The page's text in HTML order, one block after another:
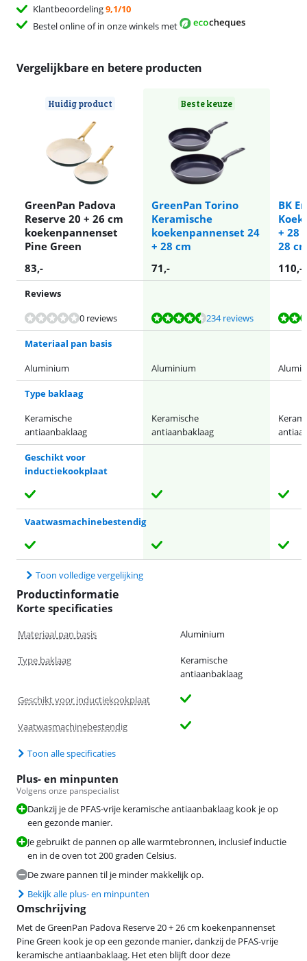
Klantbeoordeling9,1/10
Bestel online of in onze winkels met
Vergelijkbare en betere producten
Huidig product
GreenPan Padova
Reserve 20 + 26 cm
koekenpannenset
Pine Green
Beste keuze
GreenPan Torino
Keramische
koekenpannenset 24
+ 28 cm
BK
+ 28
28
83,- 71,- 110,-
Reviews
0 reviews
Beoordeling is 8,8 van de 10, gebaseerd op 234 reviews.234 reviews
Beoordeling is 8,8 van de 10, gebaseerd op 8 reviews.
Beoordeling is 8,4 van de 10, gebaseerd op 95 reviews.
Beoordeling is 8,8 van de 10, gebaseerd op 234 reviews.
Materiaal pan basis
Aluminium
Aluminium
Type baklaag
Keramische
antiaanbaklaag
Keramische
antiaanbaklaag
Geschikt voor
inductiekookplaat
Vaatwasmachinebestendig
Toon volledige vergelijking
Productinformatie
Korte specificaties
Materiaal pan basis Aluminium
Type baklaag
Keramische
antiaanbaklaag
Geschikt voor inductiekookplaat
Vaatwasmachinebestendig
Toon alle specificaties
Plus- en minpunten
Volgens onze panspecialist
Dankzij je de PFAS-vrije keramische antiaanbaklaag kook je op
een gezonde manier.
Je gebruikt de pannen op alle warmtebronnen, inclusief inductie
en in de oven tot 200 graden Celsius.
De zware pannen til je minder makkelijk op.
Bekijk alle plus- en minpunten
Omschrijving
Met de GreenPan Padova Reserve 20 + 26 cm koekenpannenset
Pine Green kook je op een gezonde manier, dankzij de PFAS-vrije
keramische antiaanbaklaag. Het eten blijft door deze